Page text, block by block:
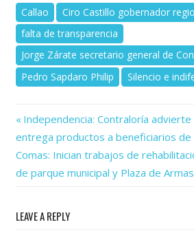
Callao
Ciro Castillo gobernador
falta de transparencia
Jorge Zárate secretario general de
Pedro Sapdaro Philip
Silencio e
Navegación
de
entradas
Previous
Post:
Independencia: Contraloría advierte
entrega productos a beneficiarios de
Next
Post:
Comas: Inician trabajos de
de parque municipal y Plaza de
LEAVE A REPLY